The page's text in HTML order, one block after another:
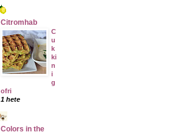
Citromhab
C
u
k
ki
n
i
g
ofri
1 hete
Colors in the